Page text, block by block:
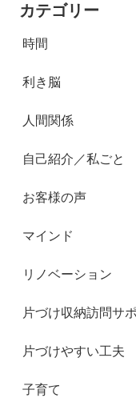
カテゴリー
時間
利き脳
人間関係
自己紹介／私ごと
お客様の声
マインド
リノベーション
片づけ収納訪問サ
片づけやすい工夫
子育て